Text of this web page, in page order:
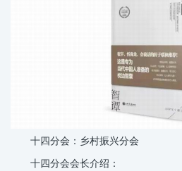
十四分会：乡村振兴分会
十四分会会长介绍：